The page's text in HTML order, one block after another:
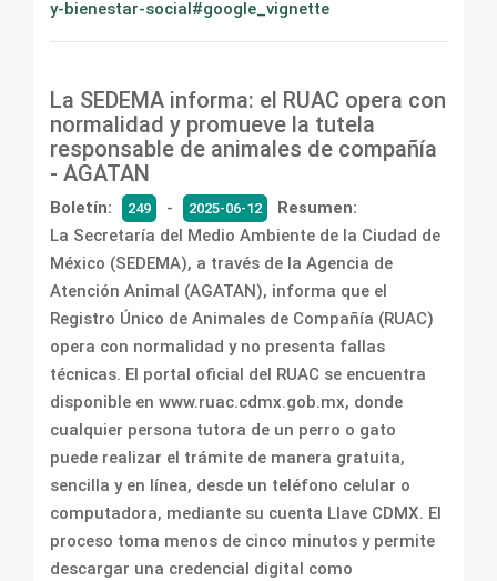
y-bienestar-social#google_vignette
La SEDEMA informa: el RUAC opera con
normalidad y promueve la tutela
responsable de animales de compañía
- AGATAN
Boletín: 249 - 2025-06-12
Resumen:
La Secretaría del Medio Ambiente de la Ciudad de
México (SEDEMA), a través de la Agencia de
Atención Animal (AGATAN), informa que el
Registro Único de Animales de Compañía (RUAC)
opera con normalidad y no presenta fallas
técnicas. El portal oficial del RUAC se encuentra
disponible en www.ruac.cdmx.gob.mx, donde
cualquier persona tutora de un perro o gato
puede realizar el trámite de manera gratuita,
sencilla y en línea, desde un teléfono celular o
computadora, mediante su cuenta Llave CDMX. El
proceso toma menos de cinco minutos y permite
descargar una credencial digital como